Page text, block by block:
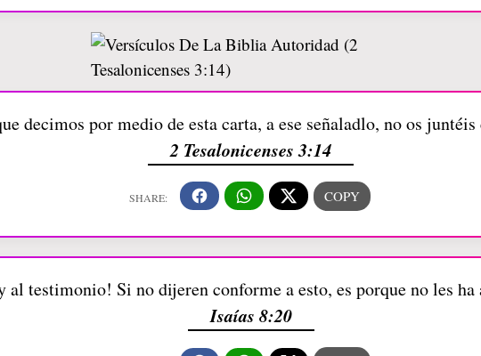
decimos por medio de esta carta, a ese señaladlo, no os juntéis
2 Tesalonicenses 3:14
al testimonio! Si no dijeren conforme a esto, es porque no les ha
Isaías 8:20